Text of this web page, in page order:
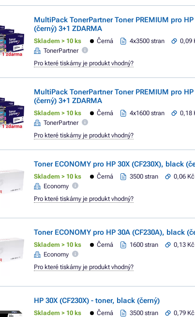
MultiPack TonerPartner Toner PREMIUM pro
(černý) 3+1 ZDARMA
Skladem > 10 ks Černá 4x3500 stran
0,09
TonerPartner
Pro které tiskárny je produkt vhodný?
MultiPack TonerPartner Toner PREMIUM pro
(černý) 3+1 ZDARMA
Skladem > 10 ks Černá 4x1600 stran
0,18
TonerPartner
Pro které tiskárny je produkt vhodný?
Toner ECONOMY pro HP 30X (CF230X), black
Skladem > 10 ks Černá 3500 stran
0,06
Economy
Pro které tiskárny je produkt vhodný?
Toner ECONOMY pro HP 30A (CF230A), black
Skladem > 10 ks Černá 1600 stran
0,13
Economy
Pro které tiskárny je produkt vhodný?
HP 30X (CF230X) - toner, black (černý)
Skladem > 10 ks Černá 3500 stran 0,79